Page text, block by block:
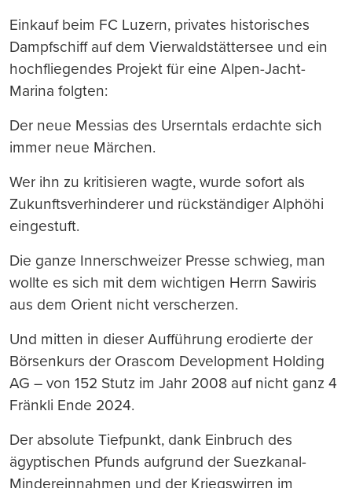
Einkauf beim FC Luzern, privates historisches
Dampfschiff auf dem Vierwaldstättersee und ein
hochfliegendes Projekt für eine Alpen-Jacht-
Marina folgten:
Der neue Messias des Urserntals erdachte sich
immer neue Märchen.
Wer ihn zu kritisieren wagte, wurde sofort als
Zukunftsverhinderer und rückständiger Alphöhi
eingestuft.
Die ganze Innerschweizer Presse schwieg, man
wollte es sich mit dem wichtigen Herrn Sawiris
aus dem Orient nicht verscherzen.
Und mitten in dieser Aufführung erodierte der
Börsenkurs der Orascom Development Holding
AG – von 152 Stutz im Jahr 2008 auf nicht ganz 4
Fränkli Ende 2024.
Der absolute Tiefpunkt, dank Einbruch des
ägyptischen Pfunds aufgrund der Suezkanal-
Mindereinnahmen und der Kriegswirren im